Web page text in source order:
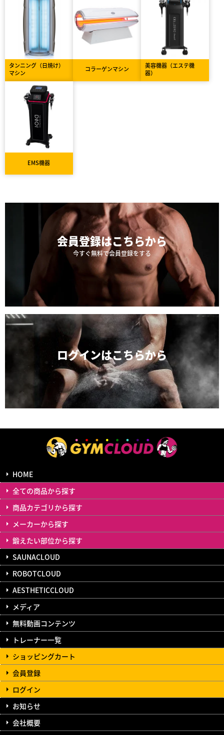
タンニング（日焼け）
マシン
コラーゲンマシン
美容機器（エステ機
器）
EMS機器
会員登録はこちらから
今すぐ無料で会員登録をする
ログインはこちらから
HOME
全ての商品から探す
商品カテゴリから探す
メーカーから探す
鍛えたい部位から探す
SAUNACLOUD
ROBOTCLOUD
AESTHETICCLOUD
メディア
無料動画コンテンツ
トレーナー一覧
ショッピングカート
会員登録
ログイン
お知らせ
会社概要